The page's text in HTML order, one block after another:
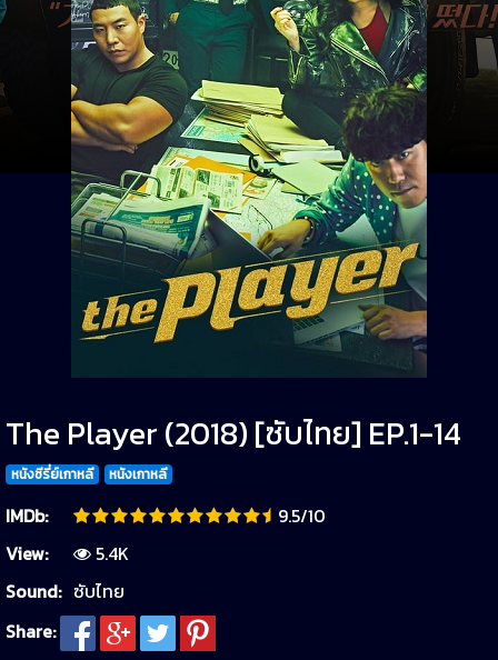
The Player (2018) [ซับไทย] EP.1-14
หนังซีรี่ย์เกาหลี หนังเกาหลี
IMDb:
9.5/10
View:
5.4K
Sound: ซับไทย
Share: